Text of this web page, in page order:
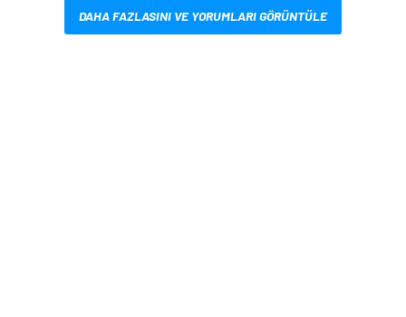
DAHA FAZLASINI VE YORUMLARI GÖRÜNTÜLE